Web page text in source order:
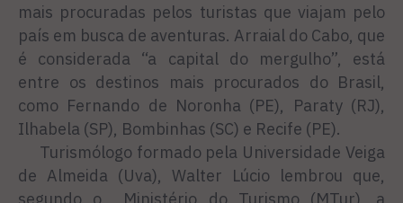
mais procuradas pelos turistas que viajam pelo
país em busca de aventuras. Arraial do Cabo, que
é considerada “a capital do mergulho”, está
entre os destinos mais procurados do Brasil,
como Fernando de Noronha (PE), Paraty (RJ),
Ilhabela (SP), Bombinhas (SC) e Recife (PE).
Turismólogo formado pela Universidade Veiga
de Almeida (Uva), Walter Lúcio lembrou que,
segundo o Ministério do Turismo (MTur), a